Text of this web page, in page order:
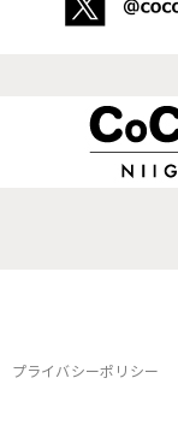
プライバシーポリシー